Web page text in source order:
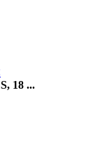
18 ...